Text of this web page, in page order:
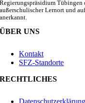
Regierungspräsidium Tübingen
außerschulischer Lernort und
anerkannt.
ÜBER UNS
Kontakt
SFZ-Standorte
RECHTLICHES